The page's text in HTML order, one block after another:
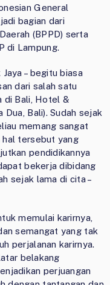
General
bagian dari
(BPPD) serta
di Lampung.
– begitu biasa
dari salah satu
di Bali, Hotel &
Bali). Sudah sejak
memang sangat
hal tersebut yang
pendidikannya
bekerja dibidang
sejak lama di cita –
memulai karirnya,
semangat yang tak
perjalanan karirnya.
belakang
perjuangan